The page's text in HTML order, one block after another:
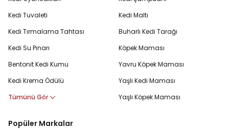
Kedi Tuvaleti
Kedi Tırmalama Tahtası
Kedi Su Pınarı
Bentonit Kedi Kumu
Kedi Krema Ödülü
Tümünü Gör
Kedi Maltı
Buharlı Kedi Tarağı
Köpek Maması
Yavru Köpek Maması
Yaşlı Kedi Maması
Yaşlı Köpek Maması
Popüler Markalar